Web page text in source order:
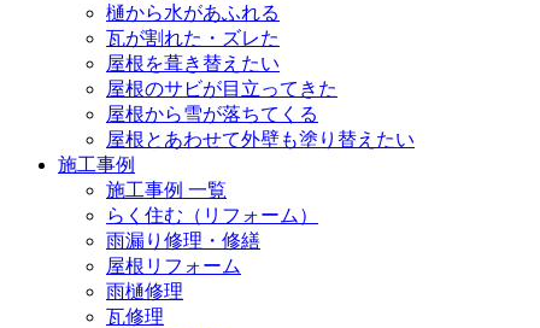
樋から水があふれる
瓦が割れた・ズレた
屋根を葺き替えたい
屋根のサビが目立ってきた
屋根から雪が落ちてくる
屋根とあわせて外壁も塗り替えたい
施工事例
施工事例 一覧
らく住む（リフォーム）
雨漏り修理・修繕
屋根リフォーム
雨樋修理
瓦修理